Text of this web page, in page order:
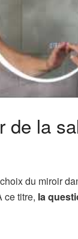
de la
du miroir
ce titre, la